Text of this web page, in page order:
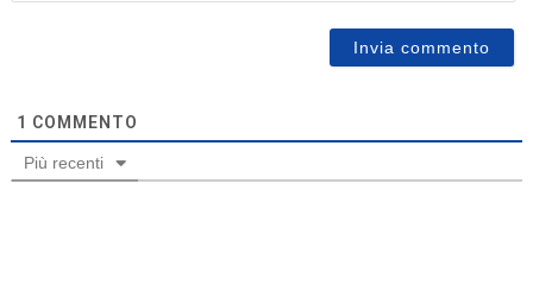
1 COMMENTO
Più recenti